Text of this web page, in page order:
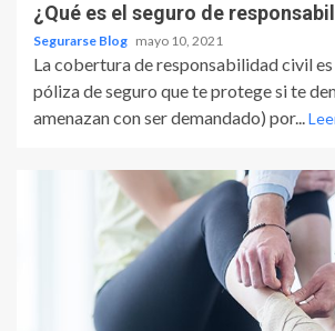
¿Qué es el seguro de
Segurarse Blog mayo 10, 2021
La cobertura de responsabilidad civil
póliza de seguro que te protege si te
amenazan con ser demandado) por...